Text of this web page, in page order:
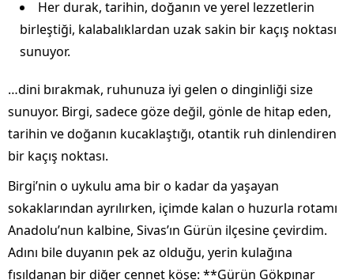
Her durak, tarihin, doğanın ve yerel lezzetlerin
birleştiği, kalabalıklardan uzak sakin bir kaçış noktası
sunuyor.
…dini bırakmak, ruhunuza iyi gelen o dinginliği size
sunuyor. Birgi, sadece göze değil, gönle de hitap eden,
tarihin ve doğanın kucaklaştığı, otantik ruh dinlendiren
bir kaçış noktası.
Birgi’nin o uykulu ama bir o kadar da yaşayan
sokaklarından ayrılırken, içimde kalan o huzurla rotamı
Anadolu’nun kalbine, Sivas’ın Gürün ilçesine çevirdim.
Adını bile duyanın pek az olduğu, yerin kulağına
fısıldanan bir diğer cennet köşe: **Gürün Gökpınar